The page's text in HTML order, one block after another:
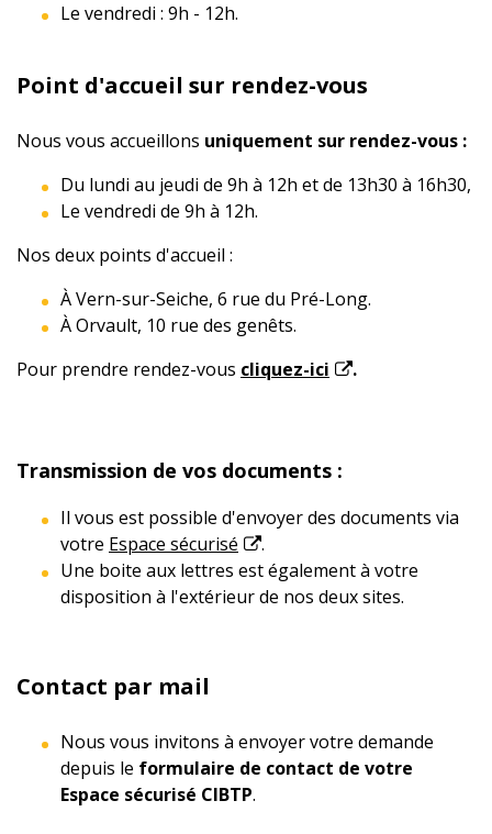
Le vendredi : 9h - 12h.
Point d'accueil sur rendez-vous
Nous vous accueillons uniquement sur rendez-vous :
Du lundi au jeudi de 9h à 12h et de 13h30 à 16h30,
Le vendredi de 9h à 12h.
Nos deux points d'accueil :
À Vern-sur-Seiche, 6 rue du Pré-Long.
À Orvault, 10 rue des genêts.
Pour prendre rendez-vous cliquez-ici .
Transmission de vos documents :
Il vous est possible d'envoyer des documents via
votre Espace sécurisé
.
Une boite aux lettres est également à votre
disposition à l'extérieur de nos deux sites.
Contact par mail
Nous vous invitons à envoyer votre demande
depuis le formulaire de contact de votre
Espace sécurisé CIBTP.